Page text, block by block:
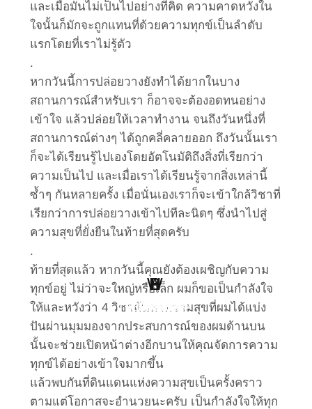
และเมื่อมันไม่เป็นไปอย่างที่คิด ความคาดหวังใน
ใจนั้นก็มักจะถูกแทนที่ด้วยความทุกข์เป็นลำดับ
แรกโดยที่เราไม่รู้ตัว
.
หากวันนี้การปล่อยวางยังทำได้ยากในบาง
สถานการณ์สำหรับเรา ก็อาจจะต้องอดทนอย่าง
เข้าใจ แล้วปล่อยให้เวลาทำงาน จนถึงวันหนึ่งที่
สถานการณ์ต่างๆ ได้ถูกคลี่คลายออก ถึงวันนั้นเรา
ก็จะได้เรียนรู้ไปเองโดยอัตโนมัติถึงสิ่งที่เรียกว่า
ความเป็นไป และเมื่อเราได้เรียนรู้จากสิ่งเหล่านี้
ซ้ำๆ กันหลายครั้ง เมื่อนั่นเองเราก็จะเข้าใกล้วิชาที่
เรียกว่าการปล่อยวางเข้าไปทีละนิดๆ ซึ่งนำไปสู่
ความสุขที่ยั่งยืนในท้ายที่สุดครับ
.
ท้ายที่สุดแล้ว หากวันนี้คุณยังต้องเผชิญกับความ
ทุกข์อยู่ ไม่ว่าจะใหญ่หรือเล็ก ผมก็ขอเป็นกำลังใจ
ให้และหวังว่า 4 วิชาค้นหาความสุขที่ผมได้แบ่ง
ปันผ่านมุมมองจากประสบการณ์ของผมด้านบน
นั้นจะช่วยเปิดหน้าต่างอีกบานให้คุณจัดการความ
ทุกข์ได้อย่างเข้าใจมากขึ้น
แล้วพบกันที่ดินแดนแห่งความสุขเป็นครั้งคราว
ตามแต่โอกาสจะอำนวยนะครับ เป็นกำลังใจให้ทุก
H
Health
B
Business
S
Social
L
Living
P
Point Of View
W
Work Clinic